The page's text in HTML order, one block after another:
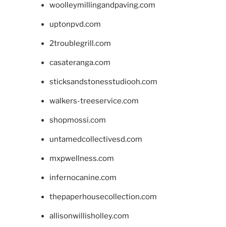
woolleymillingandpaving.com
uptonpvd.com
2troublegrill.com
casateranga.com
sticksandstonesstudiooh.com
walkers-treeservice.com
shopmossi.com
untamedcollectivesd.com
mxpwellness.com
infernocanine.com
thepaperhousecollection.com
allisonwillisholley.com